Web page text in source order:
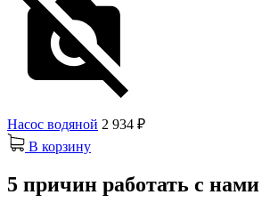
Насос водяной 2 934 ₽
В корзину
5 причин работать с нами